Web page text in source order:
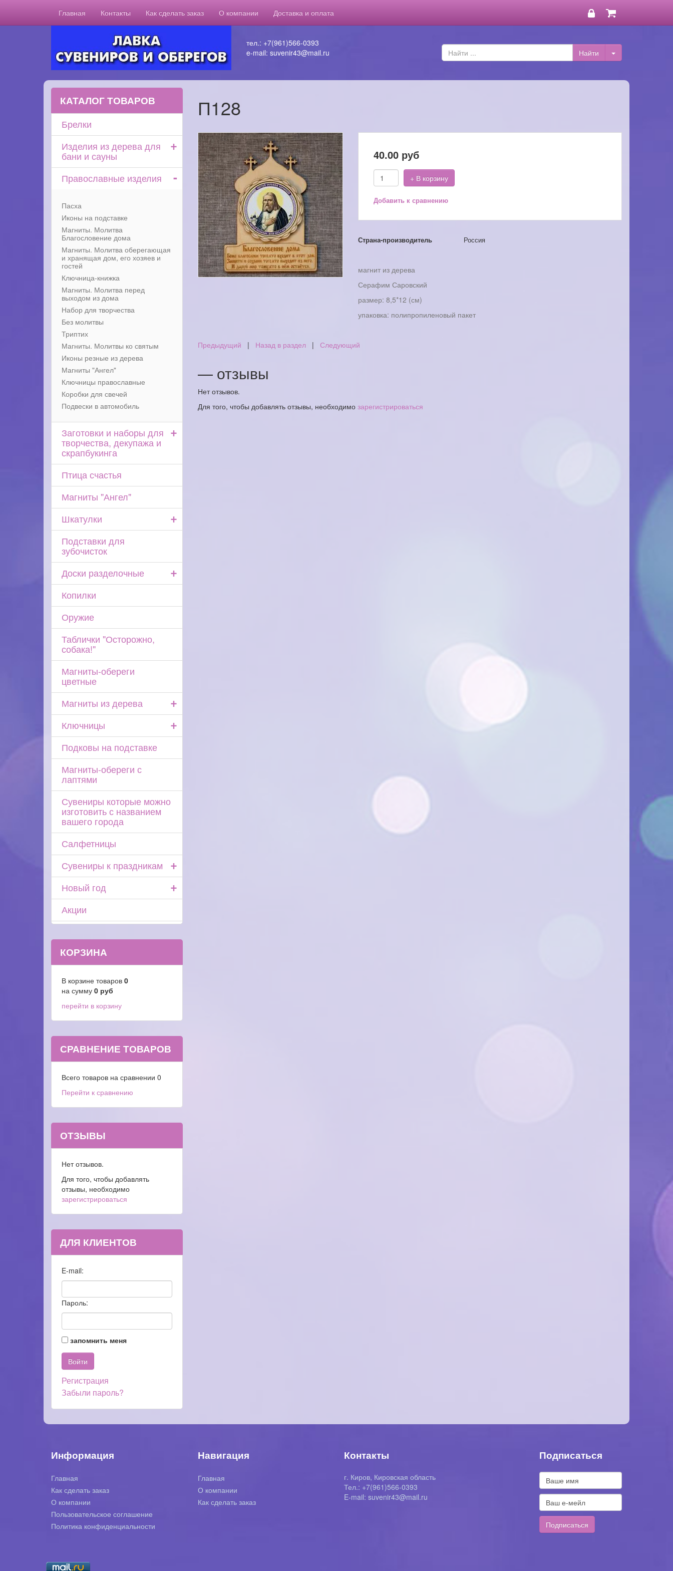
Главная Контакты Как сделать заказ О компании Доставка и оплата
тел.: +7(961)566-0393
e-mail: suvenir43@mail.ru
П128
40.00руб
+ В корзину
Добавить к сравнению
Страна-производитель Россия
магнит из дерева
Серафим Саровский
размер: 8,5*12 (см)
упаковка: полипропиленовый пакет
Предыдущий | Назад в раздел | Следующий
— отзывы
Нет отзывов.
Для того, чтобы добавлять отзывы, необходимо зарегистрироваться
КАТАЛОГ ТОВАРОВ
Брелки
+
Изделия из дерева для
бани и сауны
-
Православные изделия
Пасха
Иконы на подставке
Магниты. Молитва
Благословение дома
Магниты. Молитва оберегающая
и хранящая дом, его хозяев и
гостей
Ключница-книжка
Магниты. Молитва перед
выходом из дома
Набор для творчества
Без молитвы
Триптих
Магниты. Молитвы ко святым
Иконы резные из дерева
Магниты "Ангел"
Ключницы православные
Коробки для свечей
Подвески в автомобиль
+
Заготовки и наборы для
творчества, декупажа и
скрапбукинга
Птица счастья
Магниты "Ангел"
+
Шкатулки
Подставки для
зубочисток
+
Доски разделочные
Копилки
Оружие
Таблички "Осторожно,
собака!"
Магниты-обереги
цветные
+
Магниты из дерева
+
Ключницы
Подковы на подставке
Магниты-обереги с
лаптями
Сувениры которые можно
изготовить с названием
вашего города
Салфетницы
+
Сувениры к праздникам
+
Новый год
Акции
КОРЗИНА
В корзине товаров 0
на сумму 0 руб
перейти в корзину
СРАВНЕНИЕ ТОВАРОВ
Всего товаров на сравнении 0
Перейти к сравнению
ОТЗЫВЫ
Нет отзывов.
Для того, чтобы добавлять
отзывы, необходимо
зарегистрироваться
ДЛЯ КЛИЕНТОВ
E-mail:
Пароль:
запомнить меня
Регистрация
Забыли пароль?
Информация
Главная
Как сделать заказ
О компании
Пользовательское соглашение
Политика конфиденциальности
Навигация
Главная
О компании
Как сделать заказ
Контакты
г. Киров, Кировская область
Тел.: +7(961)566-0393
E-mail: suvenir43@mail.ru
Подписаться